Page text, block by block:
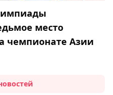
место
чемпионате Азии